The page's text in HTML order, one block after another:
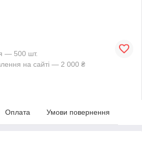
— 500 шт.
на сайті — 2 000 ₴
Оплата Умови повернення